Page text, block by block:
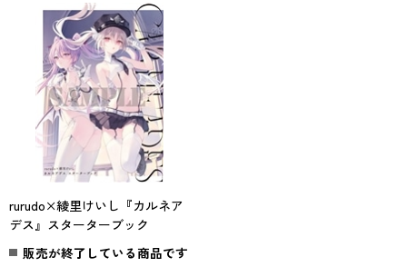
rurudo×綾里けいし『カルネア
デス』スターターブック
販売が終了している商品です